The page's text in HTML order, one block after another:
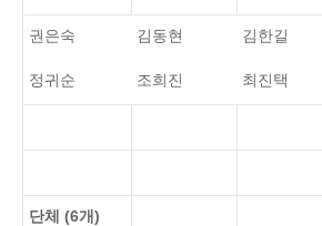
권은숙 김동현 김한길
정귀순 조희진 최진택
단체 (6개)